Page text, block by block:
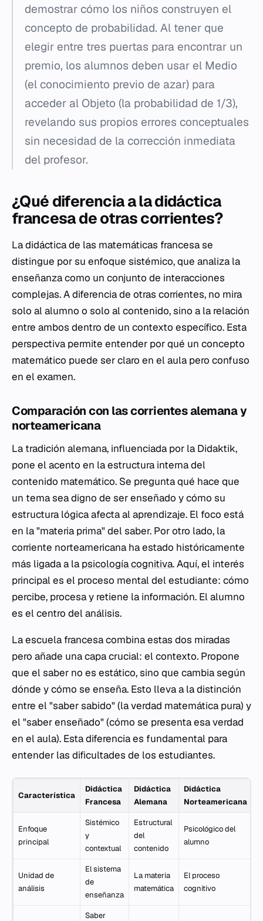
demostrar cómo los niños construyen el
concepto de probabilidad. Al tener que
elegir entre tres puertas para encontrar un
premio, los alumnos deben usar el Medio
(el conocimiento previo de azar) para
acceder al Objeto (la probabilidad de 1/3),
revelando sus propios errores conceptuales
sin necesidad de la corrección inmediata
del profesor.
¿Qué diferencia a la didáctica
francesa de otras corrientes?
La didáctica de las matemáticas francesa se
distingue por su enfoque sistémico, que analiza la
enseñanza como un conjunto de interacciones
complejas. A diferencia de otras corrientes, no mira
solo al alumno o solo al contenido, sino a la relación
entre ambos dentro de un contexto específico. Esta
perspectiva permite entender por qué un concepto
matemático puede ser claro en el aula pero confuso
en el examen.
Comparación con las corrientes alemana y
norteamericana
La tradición alemana, influenciada por la Didaktik,
pone el acento en la estructura interna del
contenido matemático. Se pregunta qué hace que
un tema sea digno de ser enseñado y cómo su
estructura lógica afecta al aprendizaje. El foco está
en la "materia prima" del saber. Por otro lado, la
corriente norteamericana ha estado históricamente
más ligada a la psicología cognitiva. Aquí, el interés
principal es el proceso mental del estudiante: cómo
percibe, procesa y retiene la información. El alumno
es el centro del análisis.
La escuela francesa combina estas dos miradas
pero añade una capa crucial: el contexto. Propone
que el saber no es estático, sino que cambia según
dónde y cómo se enseña. Esto lleva a la distinción
entre el "saber sabido" (la verdad matemática pura) y
el "saber enseñado" (cómo se presenta esa verdad
en el aula). Esta diferencia es fundamental para
entender las dificultades de los estudiantes.
Característica
Didáctica
Francesa
Didáctica
Alemana
Didáctica
Norteamericana
Enfoque
principal
Sistémico
y
contextual
Estructural
del
contenido
Psicológico del
alumno
Unidad de
análisis
El sistema
de
enseñanza
La materia
matemática
El proceso
cognitivo
Saber